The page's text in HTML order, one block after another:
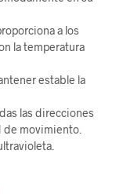
a los
la temperatura
estable la
las direcciones
de movimiento.